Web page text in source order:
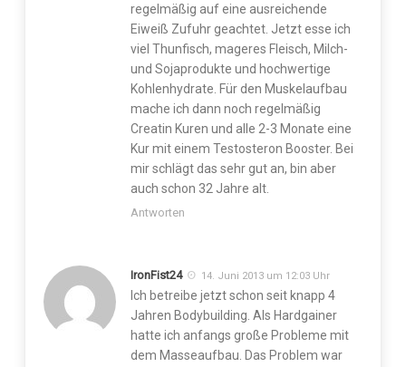
regelmäßig auf eine ausreichende
Eiweiß Zufuhr geachtet. Jetzt esse ich
viel Thunfisch, mageres Fleisch, Milch-
und Sojaprodukte und hochwertige
Kohlenhydrate. Für den Muskelaufbau
mache ich dann noch regelmäßig
Creatin Kuren und alle 2-3 Monate eine
Kur mit einem Testosteron Booster. Bei
mir schlägt das sehr gut an, bin aber
auch schon 32 Jahre alt.
Antworten
IronFist24 14. Juni 2013 um 12:03 Uhr
Ich betreibe jetzt schon seit knapp 4
Jahren Bodybuilding. Als Hardgainer
hatte ich anfangs große Probleme mit
dem Masseaufbau. Das Problem war